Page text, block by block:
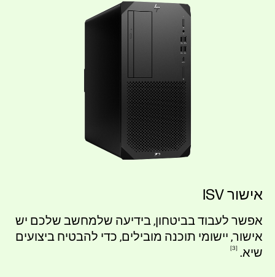
אישור ISV
אפשר לעבוד בביטחון, בידיעה שלמחשב שלכם יש
אישור, יישומי תוכנה מובילים, כדי להבטיח ביצועים
שיא.
3